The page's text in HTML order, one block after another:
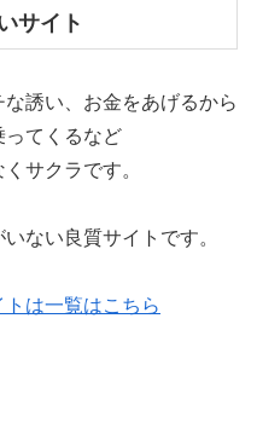
サイト
誘い、お金をあげるから
ってくるなど
サクラです。
ない良質サイトです。
は一覧はこちら